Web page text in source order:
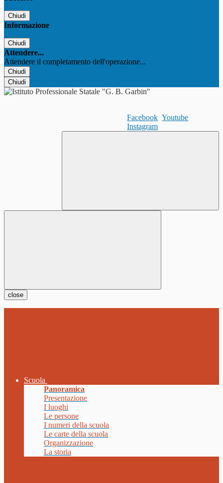
Chiudi
Informazione
Chiudi
Attendere...
Attendere il completamento dell'operazione...
Chiudi
Chiudi
Facebook Youtube
Instagram
close
Scuola
Panoramica
Presentazione
I luoghi
Le persone
I numeri della scuola
Le carte della scuola
Organizzazione
La storia